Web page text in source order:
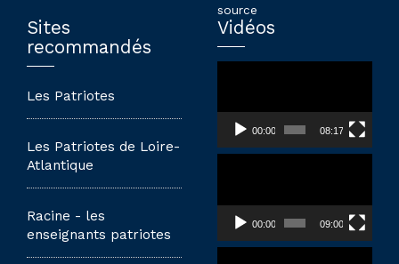
source
Sites
recommandés
Les Patriotes
Les Patriotes de Loire-
Atlantique
Racine - les
enseignants patriotes
Vidéos
00:00 08:17
00:00 09:00